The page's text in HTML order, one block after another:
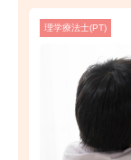
理学療法士(PT)